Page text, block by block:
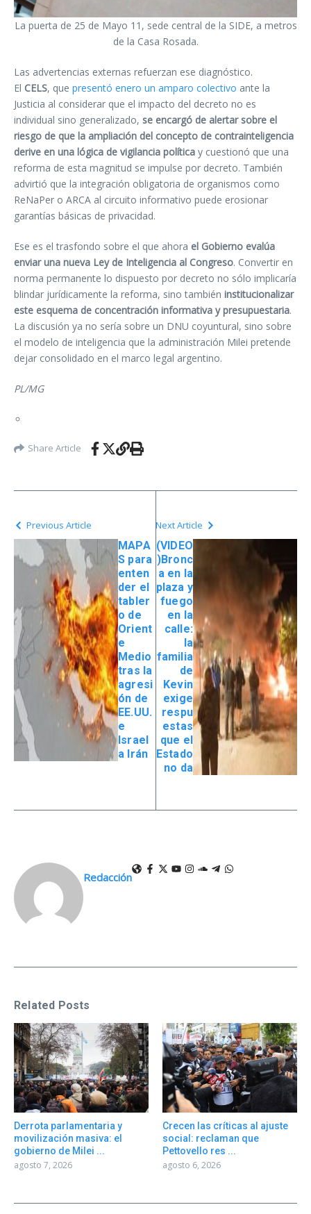
La puerta de 25 de Mayo 11, sede central de la SIDE, a metros
de la Casa Rosada.
Las advertencias externas refuerzan ese diagnóstico.
El CELS, que presentó enero un amparo colectivo ante la
Justicia al considerar que el impacto del decreto no es
individual sino generalizado, se encargó de alertar sobre el
riesgo de que la ampliación del concepto de contrainteligencia
derive en una lógica de vigilancia política y cuestionó que una
reforma de esta magnitud se impulse por decreto. También
advirtió que la integración obligatoria de organismos como
ReNaPer o ARCA al circuito informativo puede erosionar
garantías básicas de privacidad.
Ese es el trasfondo sobre el que ahora el Gobierno evalúa
enviar una nueva Ley de Inteligencia al Congreso. Convertir en
norma permanente lo dispuesto por decreto no sólo implicaría
blindar jurídicamente la reforma, sino también institucionalizar
este esquema de concentración informativa y presupuestaria.
La discusión ya no sería sobre un DNU coyuntural, sino sobre
el modelo de inteligencia que la administración Milei pretende
dejar consolidado en el marco legal argentino.
PL/MG
Share Article
Previous Article
MAPA
S para
enten
der el
tabler
o de
Orient
e
Medio
tras la
agresi
ón de
EE.UU.
e
Israel
a Irán
Next Article
(VIDEO
)Bronc
a en la
plaza y
fuego
en la
calle:
la
familia
de
Kevin
exige
respu
estas
que el
Estado
no da
Redacción
Related Posts
Derrota parlamentaria y
movilización masiva: el
gobierno de Milei ...
agosto 7, 2026
Crecen las críticas al ajuste
social: reclaman que
Pettovello res ...
agosto 6, 2026